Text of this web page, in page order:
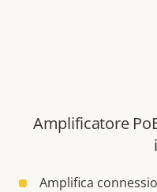
Amplificatore
Amplifica